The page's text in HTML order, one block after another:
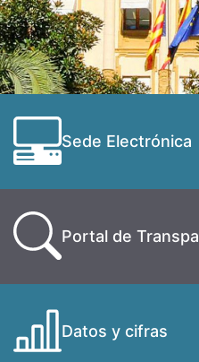
Sede Electrónica
Portal de
Datos y cifras